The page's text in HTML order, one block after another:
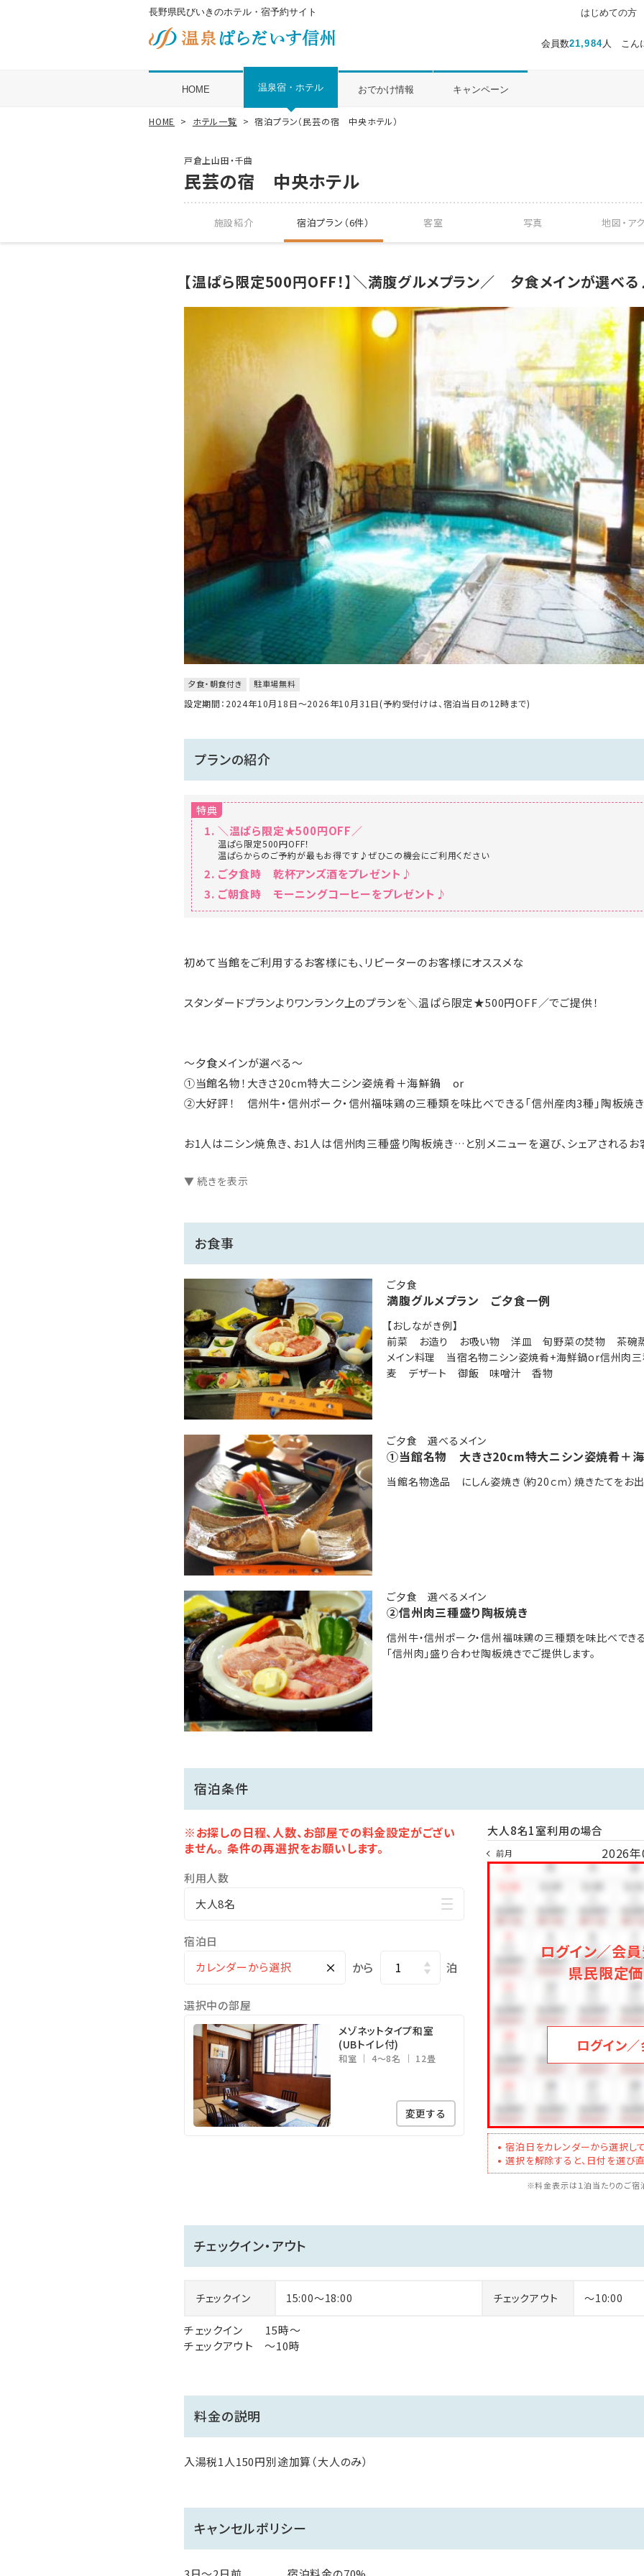
長野県民びいきのホテル・宿予約サイト
会員数21,984人 こん
はじめての方
HOME 温泉宿・ホテル おでかけ情報 キャンペーン
HOME ホテル一覧 宿泊プラン（民芸の宿 中央ホテル）
戸倉上山田・千曲
民芸の宿 中央ホテル
施設紹介 宿泊プラン（6件） 客室 写真 地図・ ア
【温ぱら限定500円OFF！】＼満腹グルメプラン／ 夕食メインが選べ
夕食・朝食付き 駐車場無料
設定期間：2024年10月18日～2026年10月31日(予約受付けは、宿泊当日の12時まで)
プランの紹介
特典
＼温ぱら限定★500円OFF／
温ぱら限定500円OFF！
温ぱらからのご予約が最もお得です♪ぜひこの機会にご利用ください
ご夕食時 乾杯アンズ酒をプレゼント♪
ご朝食時 モーニングコーヒーをプレゼント♪
初めて当館をご利用するお客様にも、リピーターのお客様にオススメな
スタンダードプランよりワンランク上のプランを＼温ぱら限定★500円OFF／でご提供！
～夕食メインが選べる～
①当館名物！大きさ20cm特大ニシン姿焼肴＋海鮮鍋 or
②大好評！ 信州牛・信州ポーク・信州福味鶏の三種類を味比べできる「信州産肉3種」陶板焼
お1人はニシン焼魚き、お1人は信州肉三種盛り陶板焼き…と別メニューを選び、シェアされる
一晩中入浴できる掛け流し温泉は、入浴後もしばらくの間カラダ全体が
当館自営の青果市場直送の旬野菜を中心に使用した郷土素材を、
季節感ある盛り付けや器で「温かいものは温かいうちに」お出しする手造り会席料理をお楽しみ
【ご夕食】メイン料理が選べるスタンダード会席 個室or会場食（仕切り有）にて
【ご朝食】地元食材を使った和食膳 朝食会場にて
▼ 続きを表示
お食事
ご夕食
満腹グルメプラン ご夕食一例
【おしながき例】
前菜 お造り お吸い物 洋皿 旬野菜の焚物 茶碗
メイン料理 当宿名物ニシン姿焼肴+海鮮鍋or信州肉
麦 デザート 御飯 味噌汁 香物
ご夕食 選べるメイン
①当館名物 大きさ20cm特大ニシン姿焼肴＋
当館名物逸品 にしん姿焼き（約20ｃｍ）焼きたてをお出
ご夕食 選べるメイン
②信州肉三種盛り陶板焼き
信州牛・信州ポーク・信州福味鶏の三種類を味比べできる
「信州肉」盛り合わせ陶板焼きでご提供します。
宿泊条件
※お探しの日程、人数、お部屋での料金設定がござい
ません。 条件の再選択をお願いします。
利用人数
大人8名
宿泊日
× から 泊
選択中の部屋
メゾネットタイプ和室
(UBトイレ付)
和室 4～8名 12畳
変更する
大人8名1室利用の場合
前月 2026
ログイン／会員
県民限定
ログイン
宿泊日をカレンダーから選択し
選択を解除すると、日付を選び直
※料金表示は１泊当たりのご宿
チェックイン・アウト
チェックイン 15:00～18:00 チェックアウト ～10:00
チェックイン 15時～
チェックアウト ～10時
料金の説明
入湯税1人150円別途加算（大人のみ）
キャンセルポリシー